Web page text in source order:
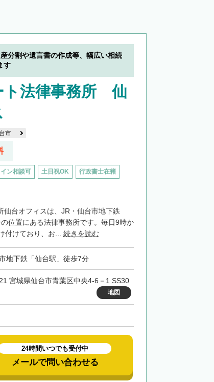
産分割や遺言書の作成等、幅広い相続
す
ト法律事務所 仙
市
ン相談可 土日祝OK 行政書士在籍
仙台オフィスは、JR・仙台市地下鉄
の位置にある法律事務所です。毎日9時か
付けており、お... 続きを読む
地下鉄「仙台駅」徒歩7分
宮城県仙台市青葉区中央4-6－1 SS30
地図
24時間いつでも受付中
メールで問い合わせる